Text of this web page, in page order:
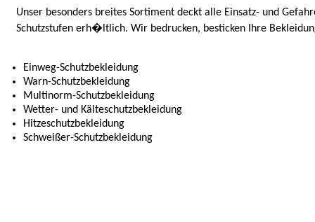
Unser besonders breites Sortiment deckt alle Einsatz- und
Schutzstufen erh�ltlich. Wir bedrucken, besticken Ihre
Einweg-Schutzbekleidung
Warn-Schutzbekleidung
Multinorm-Schutzbekleidung
Wetter- und Kälteschutzbekleidung
Hitzeschutzbekleidung
Schweißer-Schutzbekleidung